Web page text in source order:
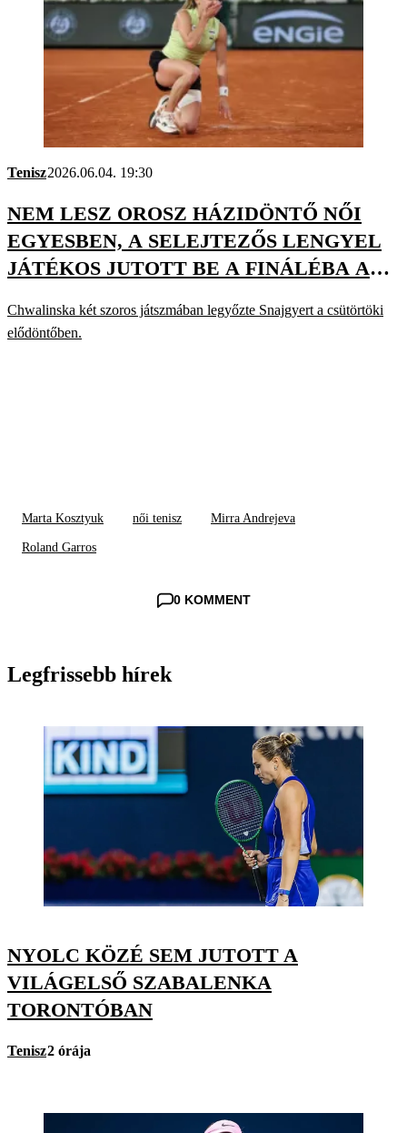
Tenisz2026.06.04. 19:30
NEM LESZ OROSZ HÁZIDÖNTŐ NŐI
EGYESBEN, A SELEJTEZŐS LENGYEL
JÁTÉKOS JUTOTT BE A FINÁLÉBA A
Chwalinska két szoros játszmában legyőzte Snajgyert a csütörtöki
elődöntőben.
Marta Kosztyuk női tenisz Mirra Andrejeva
Roland Garros
0 KOMMENT
Legfrissebb hírek
NYOLC KÖZÉ SEM JUTOTT A
VILÁGELSŐ SZABALENKA
TORONTÓBAN
Tenisz2 órája